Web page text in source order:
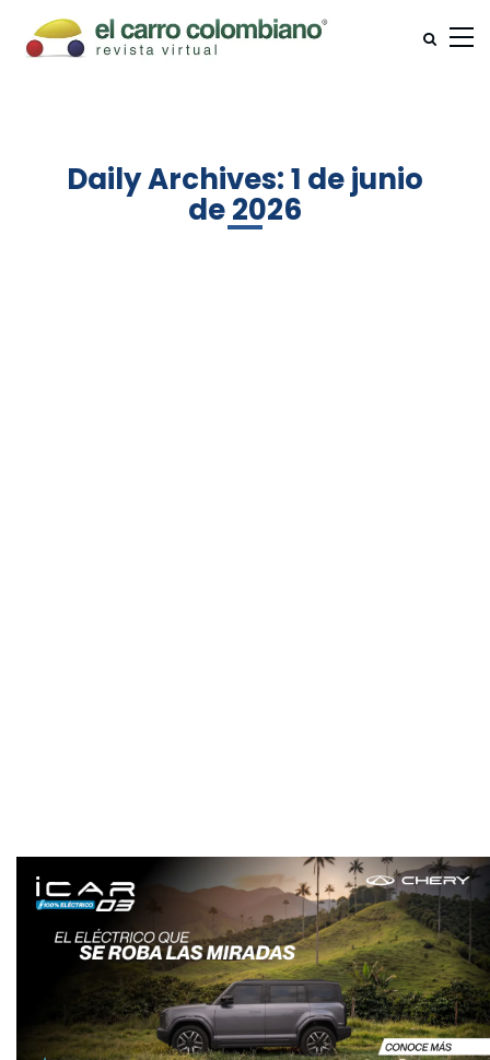
Daily Archives: 1 de junio
de 2026